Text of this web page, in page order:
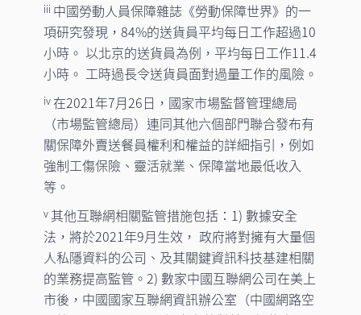
iii 中國勞動人員保障雜誌《勞動保障世界》的一
項研究發現，84%的送貨員平均每日工作超過10
小時。 以北京的送貨員為例，平均每日工作11.4
小時。 工時過長令送貨員面對過量工作的風險。
iv 在2021年7月26日，國家市場監督管理總局
（市場監管總局）連同其他六個部門聯合發布有
關保障外賣送餐員權利和權益的詳細指引，例如
強制工傷保險、靈活就業、保障當地最低收入
等。
v 其他互聯網相關監管措施包括：1) 數據安全
法，將於2021年9月生效， 政府將對擁有大量個
人私隱資料的公司、及其關鍵資訊科技基建相關
的業務提高監管。2) 數家中國互聯網公司在美上
市後，中國國家互聯網資訊辦公室（中國網路空